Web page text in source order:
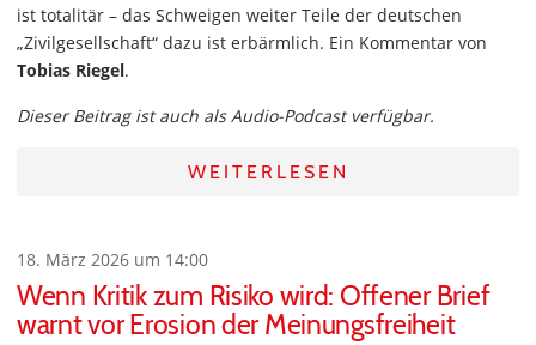
ist totalitär – das Schweigen weiter Teile der deutschen
„Zivilgesellschaft“ dazu ist erbärmlich. Ein Kommentar von
Tobias Riegel.
Dieser Beitrag ist auch als Audio-Podcast verfügbar.
WEITERLESEN
18. März 2026 um 14:00
Wenn Kritik zum Risiko wird: Offener Brief
warnt vor Erosion der Meinungsfreiheit